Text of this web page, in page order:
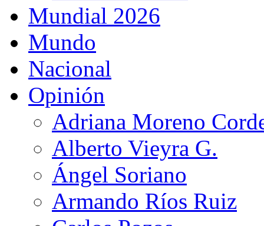
Mundial 2026
Mundo
Nacional
Opinión
Adriana Moreno
Alberto Vieyra G.
Ángel Soriano
Armando Ríos Ruiz